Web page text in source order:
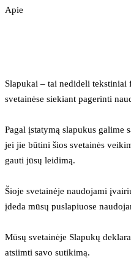
Apie
Slapukai – tai nedideli
svetainėse siekiant pagerinti
Pagal įstatymą slapukus galime
jei jie būtini šios svetainės
gauti jūsų leidimą.
Šioje svetainėje naudojami
įdeda mūsų puslapiuose
Mūsų svetainėje Slapukų
atsiimti savo sutikimą.